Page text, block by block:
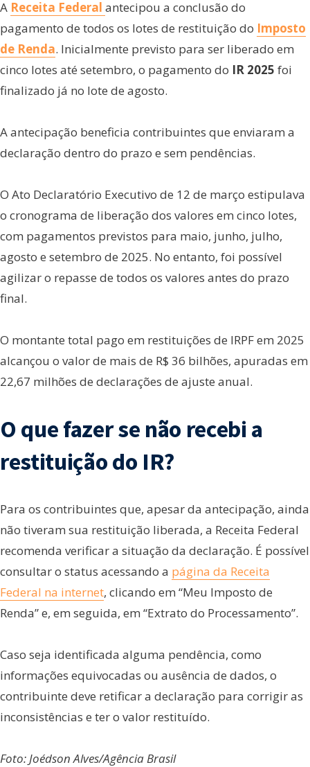
A Receita Federal antecipou a conclusão do
pagamento de todos os lotes de restituição do Imposto
de Renda. Inicialmente previsto para ser liberado em
cinco lotes até setembro, o pagamento do IR 2025 foi
finalizado já no lote de agosto.
A antecipação beneficia contribuintes que enviaram a
declaração dentro do prazo e sem pendências.
O Ato Declaratório Executivo de 12 de março estipulava
o cronograma de liberação dos valores em cinco lotes,
com pagamentos previstos para maio, junho, julho,
agosto e setembro de 2025. No entanto, foi possível
agilizar o repasse de todos os valores antes do prazo
final.
O montante total pago em restituições de IRPF em 2025
alcançou o valor de mais de R$ 36 bilhões, apuradas em
22,67 milhões de declarações de ajuste anual.
O que fazer se não recebi a
restituição do IR?
Para os contribuintes que, apesar da antecipação, ainda
não tiveram sua restituição liberada, a Receita Federal
recomenda verificar a situação da declaração. É possível
consultar o status acessando a página da Receita
Federal na internet, clicando em “Meu Imposto de
Renda” e, em seguida, em “Extrato do Processamento”.
Caso seja identificada alguma pendência, como
informações equivocadas ou ausência de dados, o
contribuinte deve retificar a declaração para corrigir as
inconsistências e ter o valor restituído.
Foto: Joédson Alves/Agência Brasil